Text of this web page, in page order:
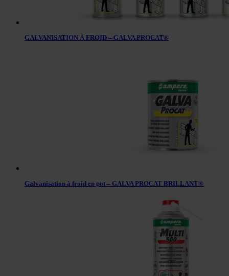
GALVANISATION À FROID – GALVA PROCAT®
Galvanisation à froid en pot – GALVA PROCAT BRILLANT®